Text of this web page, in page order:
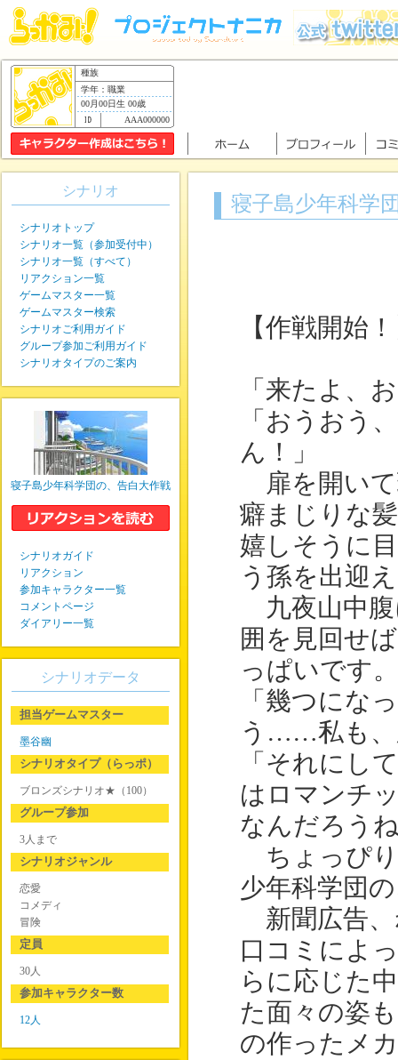
種族
学年：職業
00月00日生 00歳
AAA000000
寝子島少年科学
【作戦開始
「来たよ、
「おうおう
ん！」
扉を開い
癖まじりな
嬉しそうに
う孫を出迎
九夜山中腹
囲を見回せ
っぱいです。
「幾つにな
う……私も、
「それにし
はロマンチ
なんだろう
ちょっぴ
少年科学団
新聞広告、
口コミによ
らに応じた
た面々の姿
の作ったメ
シナリオ
シナリオトップ
シナリオ一覧（参加受付中）
シナリオ一覧（すべて）
リアクション一覧
ゲームマスター一覧
ゲームマスター検索
シナリオご利用ガイド
グループ参加ご利用ガイド
シナリオタイプのご案内
寝子島少年科学団の、告白大作戦
シナリオガイド
リアクション
参加キャラクター一覧
コメントページ
ダイアリー一覧
シナリオデータ
担当ゲームマスター
墨谷幽
シナリオタイプ（らっポ）
ブロンズシナリオ★（100）
グループ参加
3人まで
シナリオジャンル
恋愛
コメディ
冒険
定員
30人
参加キャラクター数
12人